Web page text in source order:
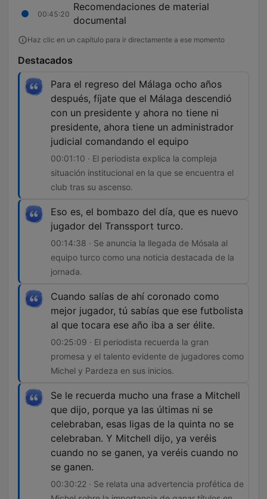
00:45:20
Recomendaciones de material
documental
Haz clic en un capítulo para ir directamente a ese momento
Destacados
Para el regreso del Málaga ocho años
después, fíjate que el Málaga descendió
con un presidente y ahora no tiene ni
presidente, ahora tiene un administrador
judicial comandando el equipo
00:01:10 · El periodista explica la compleja
situación institucional en la que se encuentra el
club tras su ascenso.
Eso es, el bombazo del día, que es nuevo
jugador del Transsport turco.
00:14:38 · Se anuncia la llegada de Mósala al
equipo turco como una noticia destacada de la
jornada.
Cuando salías de ahí coronado como
mejor jugador, tú sabías que ese futbolista
al que tocara ese año iba a ser élite.
00:25:09 · El periodista recuerda la gran
promesa y el talento evidente de jugadores como
Michel y Pardeza en sus inicios.
Se le recuerda mucho una frase a Mitchell
que dijo, porque ya las últimas ni se
celebraban, esas ligas de la quinta no se
celebraban. Y Mitchell dijo, ya veréis
cuando no se ganen, ya veréis cuando no
se ganen.
00:30:22 · Se relata una advertencia profética de